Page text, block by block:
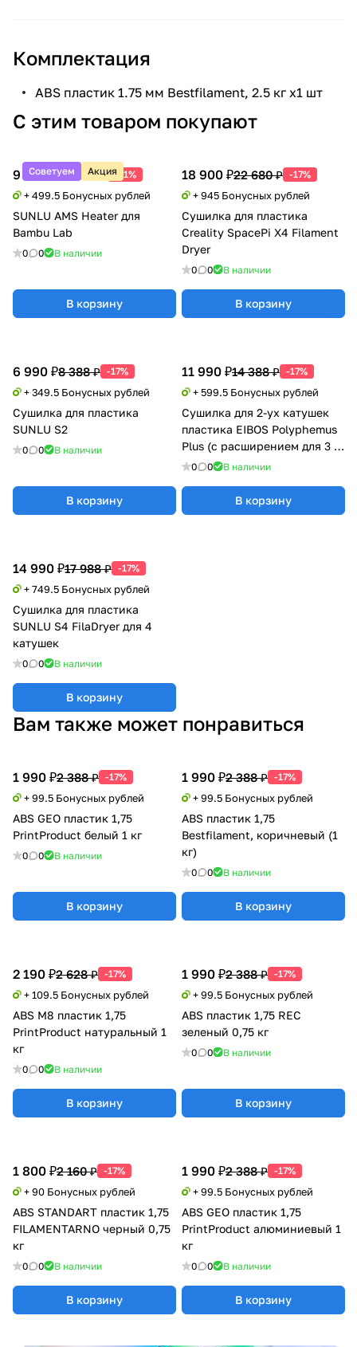
Комплектация
ABS пластик 1.75 мм Bestfilament, 2.5 кг х1 шт
С этим товаром покупают
Советуем Акция
9 990 ₽20 388 ₽ -51%
+ 499.5 Бонусных рублей
SUNLU AMS Heater для
Bambu Lab
0 0 В наличии
В корзину
18 900 ₽22 680 ₽ -17%
+ 945 Бонусных рублей
Сушилка для пластика
Creality SpacePi X4 Filament
Dryer
0 0 В наличии
В корзину
6 990 ₽8 388 ₽ -17%
+ 349.5 Бонусных рублей
Сушилка для пластика
SUNLU S2
0 0 В наличии
В корзину
11 990 ₽14 388 ₽ -17%
+ 599.5 Бонусных рублей
Сушилка для 2-ух катушек
пластика EIBOS Polyphemus
Plus (с расширением для 3 кг
катушки)
0 0 В наличии
В корзину
14 990 ₽17 988 ₽ -17%
+ 749.5 Бонусных рублей
Сушилка для пластика
SUNLU S4 FilaDryer для 4
катушек
0 0 В наличии
В корзину
Вам также может понравиться
1 990 ₽2 388 ₽ -17%
+ 99.5 Бонусных рублей
ABS GEO пластик 1,75
PrintProduct белый 1 кг
0 0 В наличии
В корзину
1 990 ₽2 388 ₽ -17%
+ 99.5 Бонусных рублей
ABS пластик 1,75
Bestfilament, коричневый (1
кг)
0 0 В наличии
В корзину
1 990 ₽2 388 ₽ -17%
+ 99.5 Бонусных рублей
ABS пластик 1,75 REC
зеленый 0,75 кг
0 0 В наличии
В корзину
1 800 ₽2 160 ₽ -17%
+ 90 Бонусных рублей
ABS STANDART пластик 1,75
FILAMENTARNO черный 0,75
кг
0 0 В наличии
В корзину
1 990 ₽2 388 ₽ -17%
+ 99.5 Бонусных рублей
ABS GEO пластик 1,75
PrintProduct алюминиевый 1
кг
0 0 В наличии
В корзину
2 190 ₽2 628 ₽ -17%
+ 109.5 Бонусных рублей
ABS M8 пластик 1,75
PrintProduct натуральный 1
кг
0 0 В наличии
В корзину